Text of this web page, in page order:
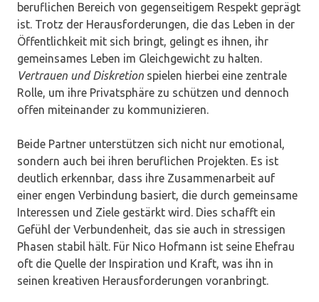
beruflichen Bereich von gegenseitigem Respekt geprägt
ist. Trotz der Herausforderungen, die das Leben in der
Öffentlichkeit mit sich bringt, gelingt es ihnen, ihr
gemeinsames Leben im Gleichgewicht zu halten.
Vertrauen und Diskretion spielen hierbei eine zentrale
Rolle, um ihre Privatsphäre zu schützen und dennoch
offen miteinander zu kommunizieren.
Beide Partner unterstützen sich nicht nur emotional,
sondern auch bei ihren beruflichen Projekten. Es ist
deutlich erkennbar, dass ihre Zusammenarbeit auf
einer engen Verbindung basiert, die durch gemeinsame
Interessen und Ziele gestärkt wird. Dies schafft ein
Gefühl der Verbundenheit, das sie auch in stressigen
Phasen stabil hält. Für Nico Hofmann ist seine Ehefrau
oft die Quelle der Inspiration und Kraft, was ihn in
seinen kreativen Herausforderungen voranbringt.